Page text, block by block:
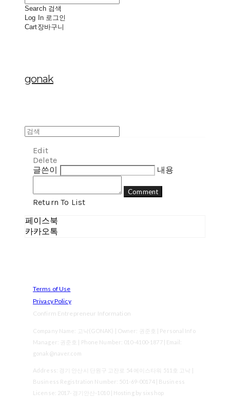
Search 검색
Log In 로그인
Cart장바구니
gonak
Edit
Delete
글쓴이
내용
Comment
Return To List
페이스북
카카오톡
Terms of Use
Privacy Policy
Confirm Entrepreneur Information
Company Name: 고낙(GONAK) | Owner: 권준호 | Personal Info
Manager: 권준호 | Phone Number: 010-4100-1877 | Email:
gonak@naver.com
Address: 경기 안산시 단원구 고잔로 54 에이스타워 511호 고낙 |
Business Registration Number: 501-69-00174| Business
License: 2017-경기안산-1010| Hosting by sixshop